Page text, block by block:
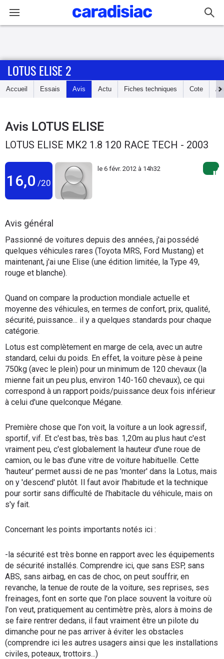
Accueil
Essais
Guide
Electriques
Flottes
Auto
Services
Forum
Moto
Marques
LOTUS ELISE 2
Accueil Essais Avis Actu Fiches techniques Cote
Avis LOTUS ELISE
LOTUS ELISE MK2 1.8 120 RACE TECH - 2003
16,0 /20
le 6 févr. 2012 à 14h32
Avis général
Passionné de voitures depuis des années, j'ai possédé
quelques véhicules rares (Toyota MRS, Ford Mustang) et
maintenant, j'ai une Elise (une édition limitée, la Type 49,
rouge et blanche).
Quand on compare la production mondiale actuelle et
moyenne des véhicules, en termes de confort, prix, qualité,
sécurité, puissance... il y a quelques standards pour chaque
catégorie.
Lotus est complètement en marge de cela, avec un autre
standard, celui du poids. En effet, la voiture pèse à peine
750kg (avec le plein) pour un minimum de 120 chevaux (la
mienne fait un peu plus, environ 140-160 chevaux), ce qui
correspond à un rapport poids/puissance deux fois inférieur
à celui d'une quelconque Mégane.
Première chose que l'on voit, la voiture a un look agressif,
sportif, vif. Et c'est bas, très bas. 1,20m au plus haut c'est
vraiment peu, c'est globalement la hauteur d'une roue de
camion, ou le bas d'une vitre de voiture habituelle. Cette
'hauteur' permet aussi de ne pas 'monter' dans la Lotus, mais
on y 'descend' plutôt. Il faut avoir l'habitude et la technique
pour sortir sans difficulté de l'habitacle du véhicule, mais on
s'y fait.
Concernant les points importants notés ici :
-la sécurité est très bonne en rapport avec les équipements
de sécurité installés. Comprendre ici, que sans ESP, sans
ABS, sans airbag, en cas de choc, on peut souffrir, en
revanche, la tenue de route de la voiture, ses reprises, ses
freinages, font en sorte que l'on place souvent la voiture où
l'on veut, pratiquement au centimètre près, alors à moins de
se faire rentrer dedans, il faut vraiment être un pilote du
dimanche pour ne pas arriver à éviter les obstacles
(comprendre ici les autres usagers ainsi que les installations
civiles, poteaux, trottoirs...)